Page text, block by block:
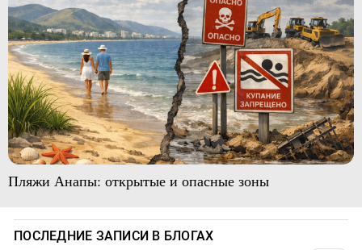
Пляжи Анапы: открытые и опасные зоны
ПОСЛЕДНИЕ ЗАПИСИ В БЛОГАХ